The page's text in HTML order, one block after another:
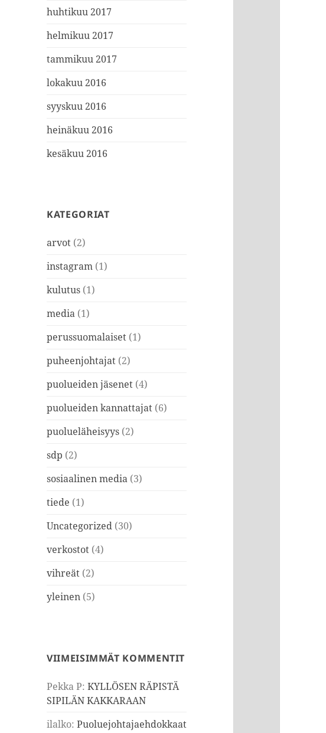
huhtikuu 2017
helmikuu 2017
tammikuu 2017
lokakuu 2016
syyskuu 2016
heinäkuu 2016
kesäkuu 2016
KATEGORIAT
arvot (2)
instagram (1)
kulutus (1)
media (1)
perussuomalaiset (1)
puheenjohtajat (2)
puolueiden jäsenet (4)
puolueiden kannattajat (6)
puolueläheisyys (2)
sdp (2)
sosiaalinen media (3)
tiede (1)
Uncategorized (30)
verkostot (4)
vihreät (2)
yleinen (5)
VIIMEISIMMÄT KOMMENTIT
Pekka P:KYLLÖSEN RÄPISTÄ
SIPILÄN KAKKARAAN
ilalko:Puoluejohtajaehdokkaat